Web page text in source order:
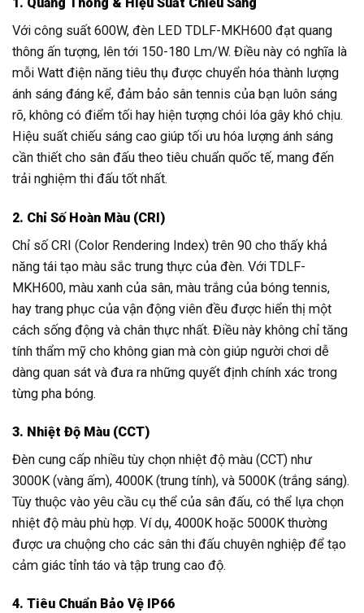
Với công suất 600W, đèn LED TDLF-MKH600 đạt quang
thông ấn tượng, lên tới 150-180 Lm/W. Điều này có nghĩa là
mỗi Watt điện năng tiêu thụ được chuyển hóa thành lượng
ánh sáng đáng kể, đảm bảo sân tennis của bạn luôn sáng
rõ, không có điểm tối hay hiện tượng chói lóa gây khó chịu.
Hiệu suất chiếu sáng cao giúp tối ưu hóa lượng ánh sáng
cần thiết cho sân đấu theo tiêu chuẩn quốc tế, mang đến
trải nghiệm thi đấu tốt nhất.
2. Chỉ Số Hoàn Màu (CRI)
Chỉ số CRI (Color Rendering Index) trên 90 cho thấy khả
năng tái tạo màu sắc trung thực của đèn. Với TDLF-
MKH600, màu xanh của sân, màu trắng của bóng tennis,
hay trang phục của vận động viên đều được hiển thị một
cách sống động và chân thực nhất. Điều này không chỉ tăng
tính thẩm mỹ cho không gian mà còn giúp người chơi dễ
dàng quan sát và đưa ra những quyết định chính xác trong
từng pha bóng.
3. Nhiệt Độ Màu (CCT)
Đèn cung cấp nhiều tùy chọn nhiệt độ màu (CCT) như
3000K (vàng ấm), 4000K (trung tính), và 5000K (trắng sáng).
Tùy thuộc vào yêu cầu cụ thể của sân đấu, có thể lựa chọn
nhiệt độ màu phù hợp. Ví dụ, 4000K hoặc 5000K thường
được ưa chuộng cho các sân thi đấu chuyên nghiệp để tạo
cảm giác tỉnh táo và tập trung cao độ.
4. Tiêu Chuẩn Bảo Vệ IP66